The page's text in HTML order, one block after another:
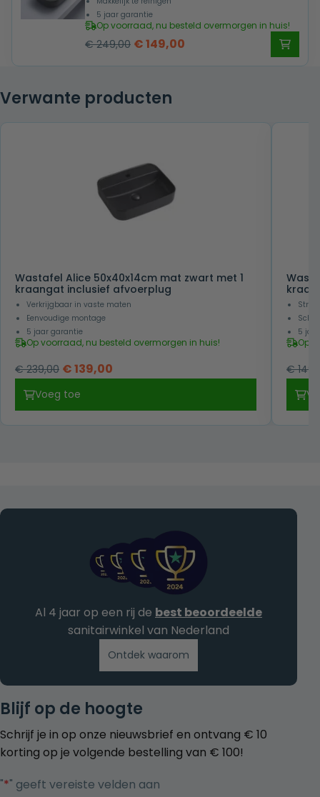
5 jaar garantie
Op voorraad, nu besteld overmorgen in huis!
€249,00 Oorspronkelijke
€ 249,00.
€149,00
Verwante producten
Wastafel Alice 50x40x14cm mat zwart met 1
kraangat inclusief afvoerplug
Verkrijgbaar in vaste maten
Eenvoudige montage
5 jaar garantie
Op voorraad, nu besteld overmorgen in huis!
€239,00 Oorspronkelijke
€ 239,00.
€139,00
€ 139,00.
Voeg toe
5
Op
€
Blijf op de hoogte
Schrijf je in op onze nieuwsbrief en ontvang € 10
korting op je volgende bestelling van € 100!
"*" geeft vereiste velden aan
Al 4 jaar op een rij de best beoordeelde
sanitairwinkel van Nederland
Ontdek waarom